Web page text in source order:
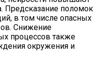
Предсказание поломок
в том числе опасных
Снижение
процессов также
окружения и